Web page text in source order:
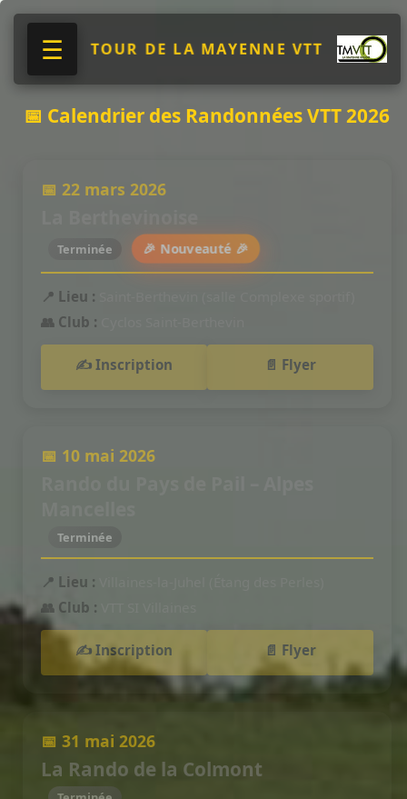
☰ TOUR DE LA MAYENNE VTT
📅 Calendrier des Randonnées VTT 2026
📅 22 mars 2026
Terminée 🎉 Nouveauté 🎉
📍 Lieu :
👥 Club :
✍️ Inscription 📄 Flyer
📅 10 mai 2026
Terminée
📍 Lieu :
👥 Club :
✍️ Inscription 📄 Flyer
📅 31 mai 2026
La Rando de la Colmont